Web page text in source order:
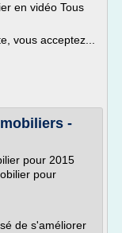
en vidéo Tous
vous acceptez...
-
pour 2015
pour
de s'améliorer